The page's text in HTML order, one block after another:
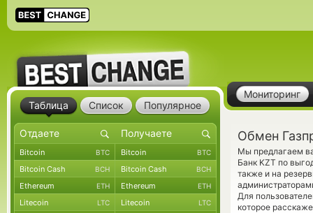
Мониторинг
Обмен
Мы предлагаем
Банк KZT по
также и на
Для
которое
Таблица Список Популярное
Bitcoin BTC Bitcoin BTC
Bitcoin Cash BCH Bitcoin Cash BCH
Ethereum ETH Ethereum ETH
Litecoin LTC Litecoin LTC